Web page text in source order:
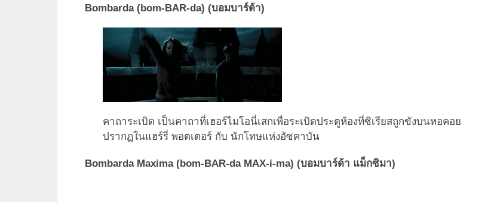
Bombarda (bom-BAR-da) (บอมบาร์ด้า)
คาถาระเบิด เป็นคาถาที่เฮอร์ไมโอนี่เสกเพื่อระเบิดประตูห้องที่ซิเรียสถูกขังบนหอคอย
ปรากฏในแฮร์รี่ พอตเตอร์ กับ นักโทษแห่งอัซคาบัน
Bombarda Maxima (bom-BAR-da MAX-i-ma) (บอมบาร์ด้า แม็กซิมา)